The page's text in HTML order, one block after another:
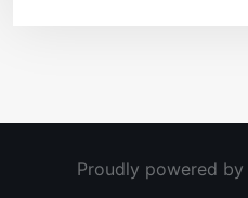
Proudly powered by